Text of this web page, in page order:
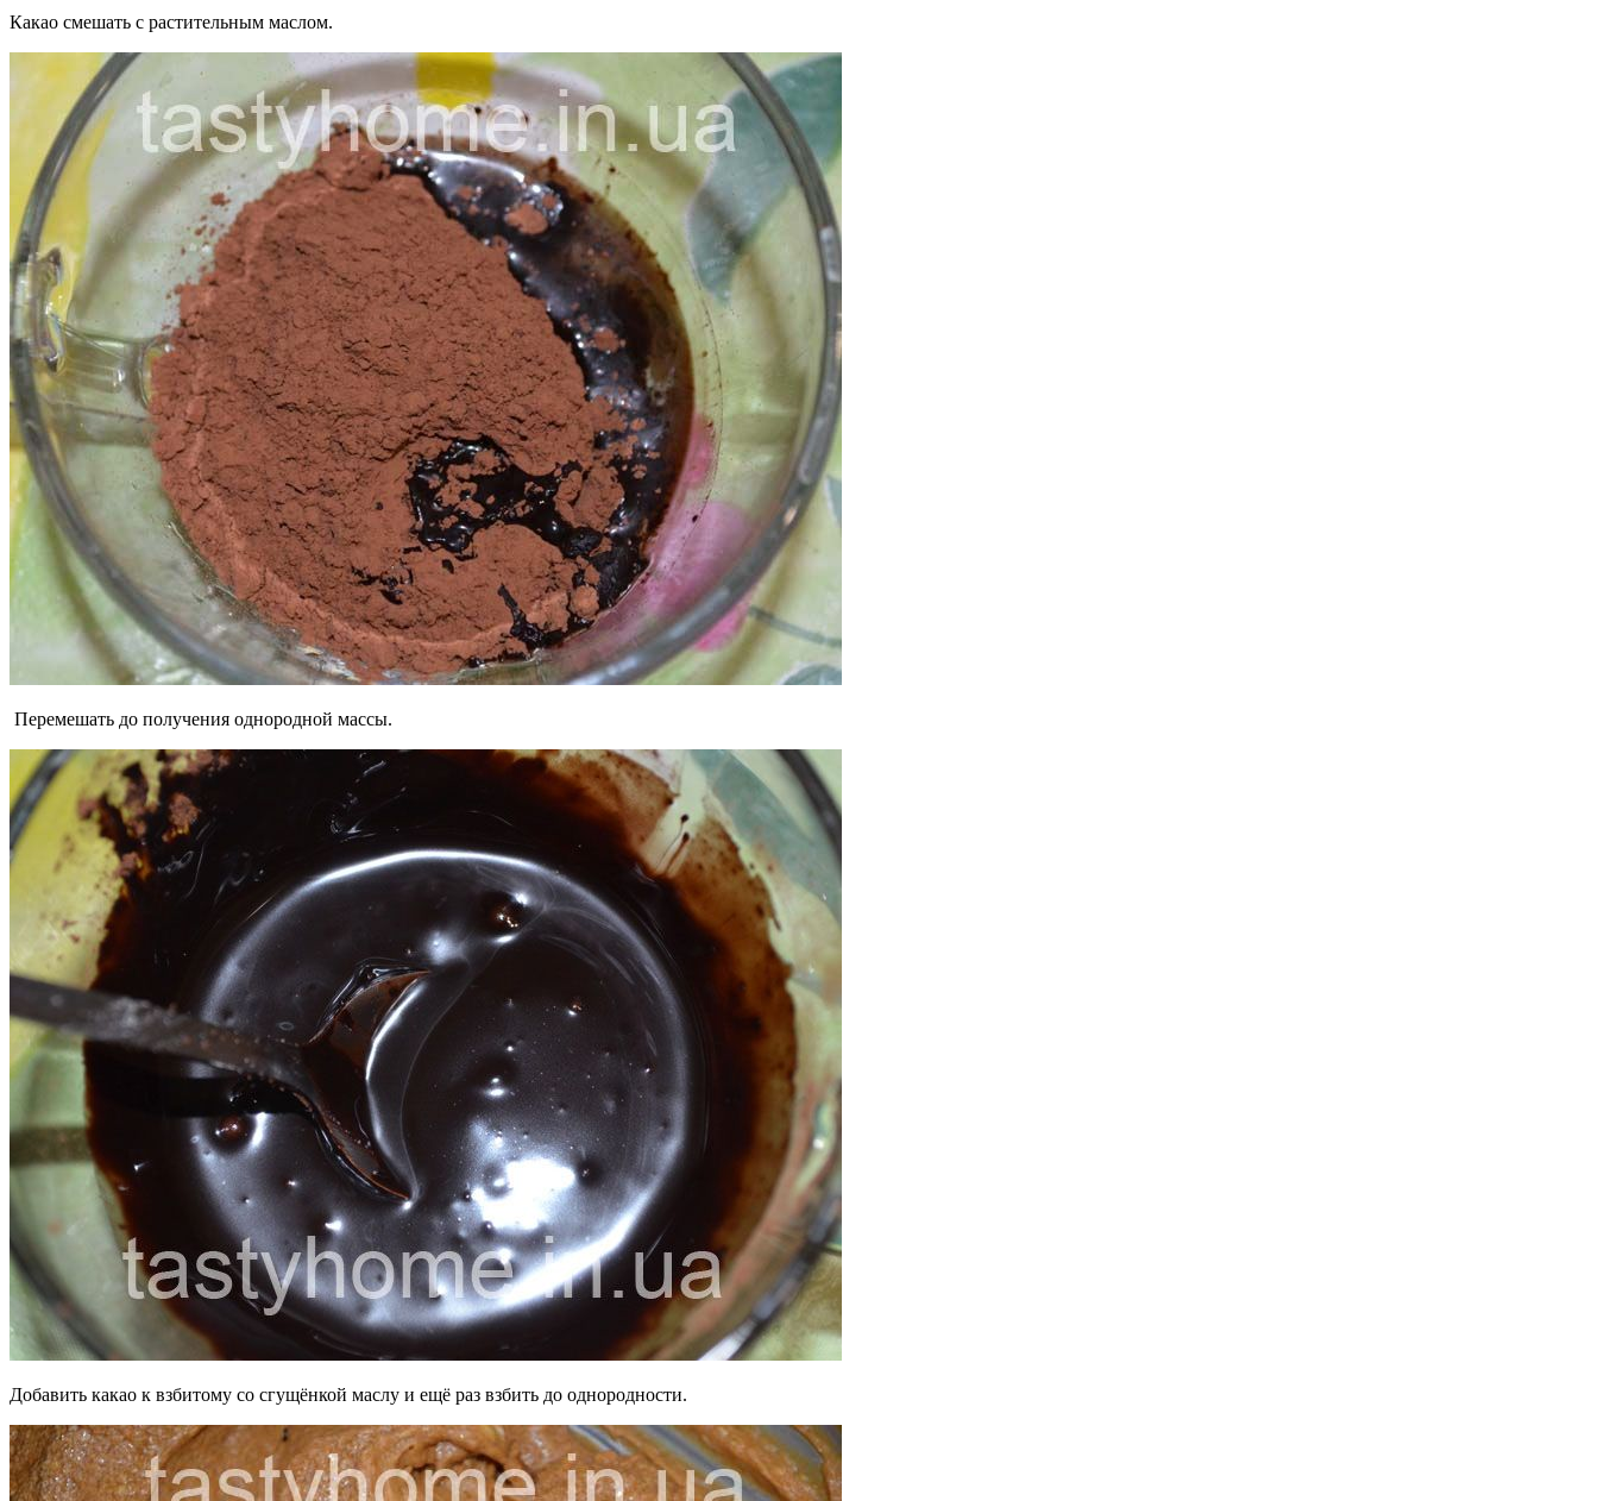
Какао смешать с растительным маслом.
Перемешать до получения однородной массы.
Добавить какао к взбитому со сгущёнкой маслу и ещё раз взбить до однородности.